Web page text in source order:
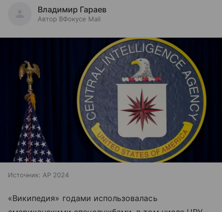
Владимир Гараев
Автор ВФокусе Mail
Источник: AP 2024
«Википедия» годами использовалась